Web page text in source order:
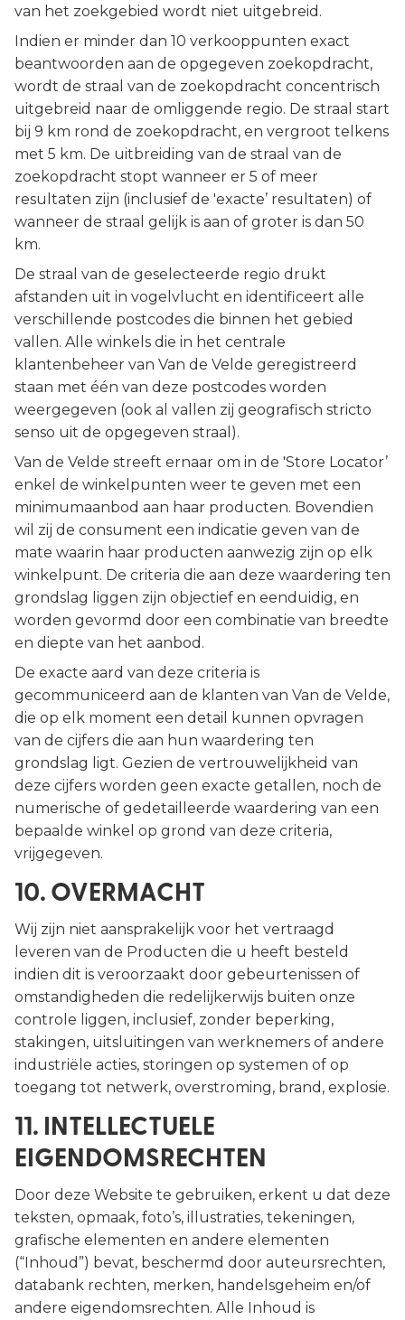
van het zoekgebied wordt niet uitgebreid.
Indien er minder dan 10 verkooppunten exact
beantwoorden aan de opgegeven zoekopdracht,
wordt de straal van de zoekopdracht concentrisch
uitgebreid naar de omliggende regio. De straal start
bij 9 km rond de zoekopdracht, en vergroot telkens
met 5 km. De uitbreiding van de straal van de
zoekopdracht stopt wanneer er 5 of meer
resultaten zijn (inclusief de 'exacte’ resultaten) of
wanneer de straal gelijk is aan of groter is dan 50
km.
De straal van de geselecteerde regio drukt
afstanden uit in vogelvlucht en identificeert alle
verschillende postcodes die binnen het gebied
vallen. Alle winkels die in het centrale
klantenbeheer van Van de Velde geregistreerd
staan met één van deze postcodes worden
weergegeven (ook al vallen zij geografisch stricto
senso uit de opgegeven straal).
Van de Velde streeft ernaar om in de 'Store Locator’
enkel de winkelpunten weer te geven met een
minimumaanbod aan haar producten. Bovendien
wil zij de consument een indicatie geven van de
mate waarin haar producten aanwezig zijn op elk
winkelpunt. De criteria die aan deze waardering ten
grondslag liggen zijn objectief en eenduidig, en
worden gevormd door een combinatie van breedte
en diepte van het aanbod.
De exacte aard van deze criteria is
gecommuniceerd aan de klanten van Van de Velde,
die op elk moment een detail kunnen opvragen
van de cijfers die aan hun waardering ten
grondslag ligt. Gezien de vertrouwelijkheid van
deze cijfers worden geen exacte getallen, noch de
numerische of gedetailleerde waardering van een
bepaalde winkel op grond van deze criteria,
vrijgegeven.
10. OVERMACHT
Wij zijn niet aansprakelijk voor het vertraagd
leveren van de Producten die u heeft besteld
indien dit is veroorzaakt door gebeurtenissen of
omstandigheden die redelijkerwijs buiten onze
controle liggen, inclusief, zonder beperking,
stakingen, uitsluitingen van werknemers of andere
industriële acties, storingen op systemen of op
toegang tot netwerk, overstroming, brand, explosie.
11. INTELLECTUELE
EIGENDOMSRECHTEN
Door deze Website te gebruiken, erkent u dat deze
teksten, opmaak, foto’s, illustraties, tekeningen,
grafische elementen en andere elementen
(“Inhoud”) bevat, beschermd door auteursrechten,
databank rechten, merken, handelsgeheim en/of
andere eigendomsrechten. Alle Inhoud is